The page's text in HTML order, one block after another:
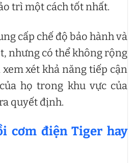
trì một cách tốt nhất.
cấp chế độ bảo hành và
nhưng có thể không rộng
xét khả năng tiếp cận
họ trong khu vực của
quyết định.
cơm điện Tiger hay